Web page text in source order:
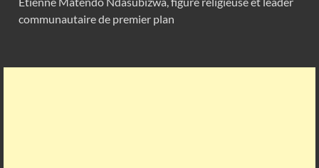
communautaire de premier plan